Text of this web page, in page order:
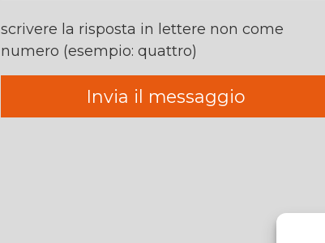
scrivere la risposta in lettere non come
numero (esempio: quattro)